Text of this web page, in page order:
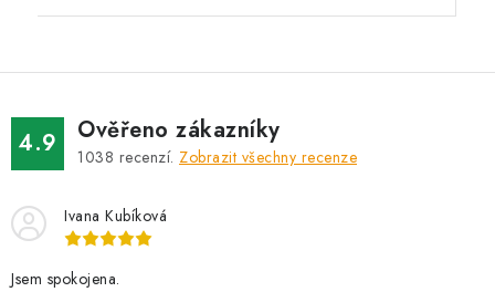
4.9 Ověřeno zákazníky
1038 recenzí. Zobrazit všechny recenze
Ivana Kubíková
Jsem spokojena.